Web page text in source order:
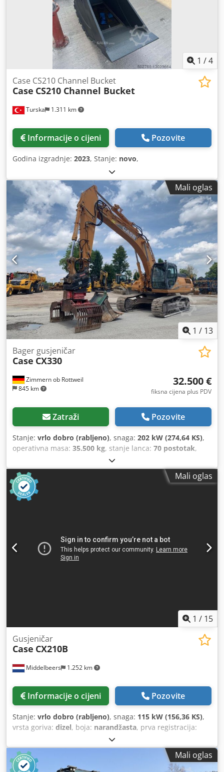
1 /4
Turska 1.311 km
Case CS210 Channel Bucket
Case CS210 Channel Bucket
Informacije o cijeni Pozovite
Godina izgradnje: 2023, Stanje: novo,
Mali oglas
1 / 13
Zimmern ob Rottweil
845 km
Bager gusjeničar
Case CX330
32.500 €
fiksna cijena plus PDV
Zatraži Pozovite
Stanje: vrlo dobro (rabljeno), snaga: 202 kW (274,64 KS),
operativna masa: 35.500 kg, stanje lanca: 70 postotak,
, radni sati:
klima-uređaj,
Mali oglas
1 / 15
Middelbeers 1.252 km
Gusjeničar
Case CX210B
Informacije o cijeni Pozovite
Stanje: vrlo dobro (rabljeno), snaga: 115 kW (156,36 KS),
vrsta goriva: dizel, boja: narandžasta, prva registracija:
2012
Mali oglas